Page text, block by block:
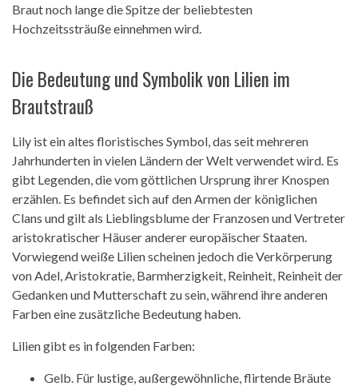
Braut noch lange die Spitze der beliebtesten
Hochzeitssträuße einnehmen wird.
Die Bedeutung und Symbolik von Lilien im
Brautstrauß
Lily ist ein altes floristisches Symbol, das seit mehreren
Jahrhunderten in vielen Ländern der Welt verwendet wird. Es
gibt Legenden, die vom göttlichen Ursprung ihrer Knospen
erzählen. Es befindet sich auf den Armen der königlichen
Clans und gilt als Lieblingsblume der Franzosen und Vertreter
aristokratischer Häuser anderer europäischer Staaten.
Vorwiegend weiße Lilien scheinen jedoch die Verkörperung
von Adel, Aristokratie, Barmherzigkeit, Reinheit, Reinheit der
Gedanken und Mutterschaft zu sein, während ihre anderen
Farben eine zusätzliche Bedeutung haben.
Lilien gibt es in folgenden Farben:
Gelb. Für lustige, außergewöhnliche, flirtende Bräute